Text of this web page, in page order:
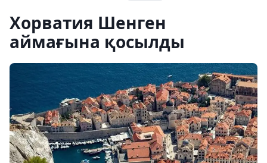
Хорватия Шенген
аймағына қосылды